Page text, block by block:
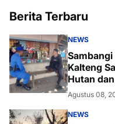
Berita Terbaru
NEWS
Kalteng
Hutan
Agustus 08,
NEWS